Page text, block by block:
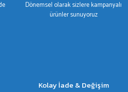
olmalı.
Dönemsel olarak sizlere kampanyalı
ürünler sunuyoruz
Kolay İade & Değişim